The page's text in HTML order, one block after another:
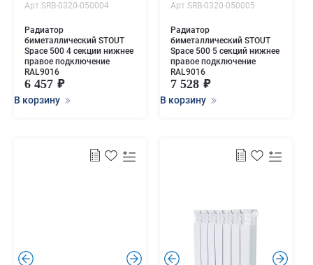
Арт.SRB-0320-050004
Радиатор
биметаллический STOUT
Space 500 4 секции нижнее
правое подключение
RAL9016
6 457
В корзину
Арт.SRB-0320-050005
Радиатор
биметаллический STOUT
Space 500 5 секций нижнее
правое подключение
RAL9016
7 528
В корзину
. . . .